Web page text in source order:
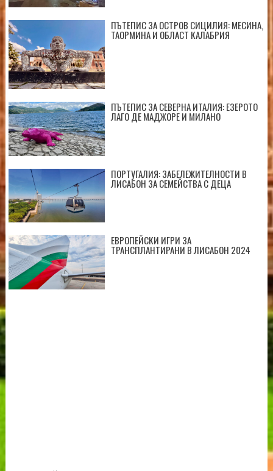
ПЪТЕПИС ЗА ОСТРОВ СИЦИЛИЯ: МЕСИНА,
ТАОРМИНА И ОБЛАСТ КАЛАБРИЯ
ПЪТЕПИС ЗА СЕВЕРНА ИТАЛИЯ: ЕЗЕРОТО
ЛАГО ДЕ МАДЖОРЕ И МИЛАНО
ПОРТУГАЛИЯ: ЗАБЕЛЕЖИТЕЛНОСТИ В
ЛИСАБОН ЗА СЕМЕЙСТВА С ДЕЦА
ЕВРОПЕЙСКИ ИГРИ ЗА
ТРАНСПЛАНТИРАНИ В ЛИСАБОН 2024